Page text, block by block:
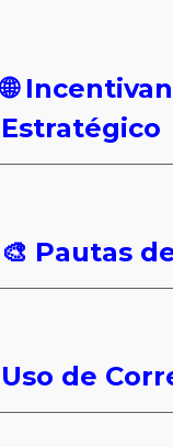
🌐
Estratégico
🎨 Pautas
Uso de